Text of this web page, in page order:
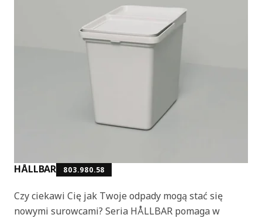
HÅLLBAR 803.980.58
Czy ciekawi Cię jak Twoje odpady mogą stać się
nowymi surowcami? Seria HÅLLBAR pomaga w